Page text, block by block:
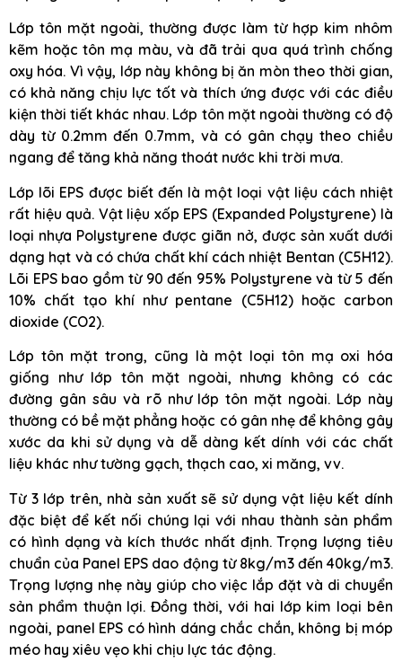
Lớp tôn mặt ngoài, thường được làm từ hợp kim nhôm
kẽm hoặc tôn mạ màu, và đã trải qua quá trình chống
oxy hóa. Vì vậy, lớp này không bị ăn mòn theo thời gian,
có khả năng chịu lực tốt và thích ứng được với các điều
kiện thời tiết khác nhau. Lớp tôn mặt ngoài thường có độ
dày từ 0.2mm đến 0.7mm, và có gân chạy theo chiều
ngang để tăng khả năng thoát nước khi trời mưa.
Lớp lõi EPS được biết đến là một loại vật liệu cách nhiệt
rất hiệu quả. Vật liệu xốp EPS (Expanded Polystyrene) là
loại nhựa Polystyrene được giãn nở, được sản xuất dưới
dạng hạt và có chứa chất khí cách nhiệt Bentan (C5H12).
Lõi EPS bao gồm từ 90 đến 95% Polystyrene và từ 5 đến
10% chất tạo khí như pentane (C5H12) hoặc carbon
dioxide (CO2).
Lớp tôn mặt trong, cũng là một loại tôn mạ oxi hóa
giống như lớp tôn mặt ngoài, nhưng không có các
đường gân sâu và rõ như lớp tôn mặt ngoài. Lớp này
thường có bề mặt phẳng hoặc có gân nhẹ để không gây
xước da khi sử dụng và dễ dàng kết dính với các chất
liệu khác như tường gạch, thạch cao, xi măng, vv.
Từ 3 lớp trên, nhà sản xuất sẽ sử dụng vật liệu kết dính
đặc biệt để kết nối chúng lại với nhau thành sản phẩm
có hình dạng và kích thước nhất định. Trọng lượng tiêu
chuẩn của Panel EPS dao động từ 8kg/m3 đến 40kg/m3.
Trọng lượng nhẹ này giúp cho việc lắp đặt và di chuyển
sản phẩm thuận lợi. Đồng thời, với hai lớp kim loại bên
ngoài, panel EPS có hình dáng chắc chắn, không bị móp
méo hay xiêu vẹo khi chịu lực tác động.